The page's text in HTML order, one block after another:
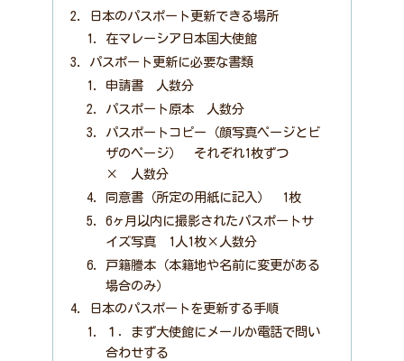
日本のパスポート更新できる場所
在マレーシア日本国大使館
パスポート更新に必要な書類
申請書 人数分
パスポート原本 人数分
パスポートコピー（顔写真ページとビ
ザのページ） それぞれ1枚ずつ
× 人数分
同意書（所定の用紙に記入） 1枚
6ヶ月以内に撮影されたパスポートサ
イズ写真 1人1枚×人数分
戸籍謄本（本籍地や名前に変更がある
場合のみ）
日本のパスポートを更新する手順
１．まず大使館にメールか電話で問い
合わせする